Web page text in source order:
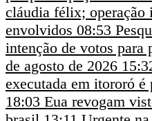
cláudia félix; operação
envolvidos 08:53
intenção de votos para
de agosto de 2026
executada em itororó é
18:03 Eua revogam